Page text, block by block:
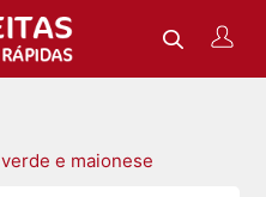
e maionese